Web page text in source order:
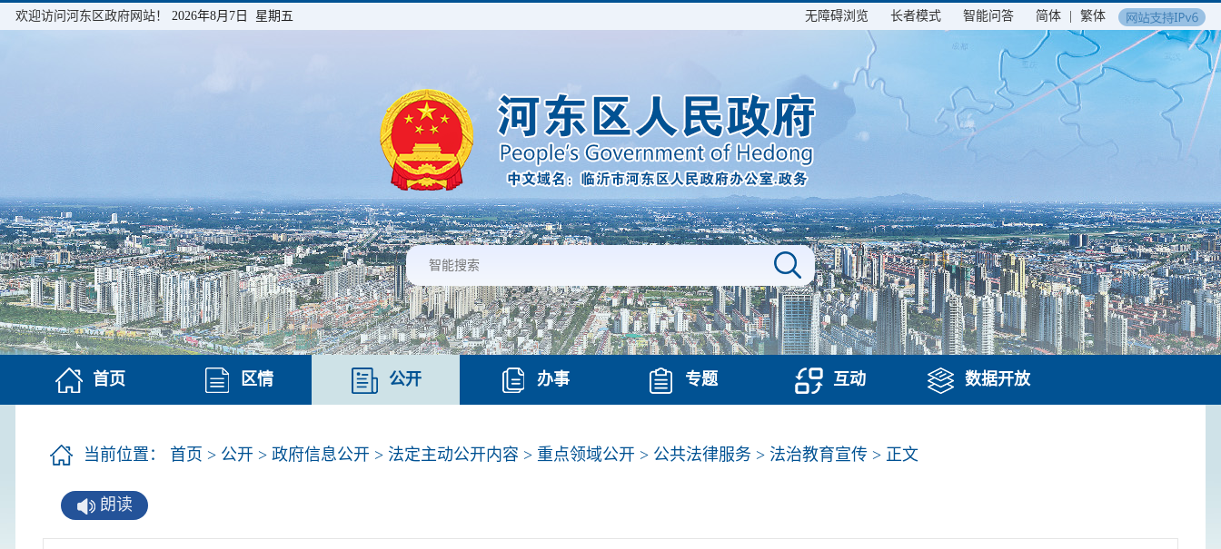
欢迎访问河东区政府网站！ 2026年8月7日 星期五 无障碍浏览 长者模式 智能问答 简体 繁体
首页 区情 公开 办事 专题 互动 数据开放
当前位置： 首页 > 公开 > 政府信息公开 > 法定主动公开内容 > 重点领域公开 > 公共法律服务 > 法治教育宣传 > 正文
朗读